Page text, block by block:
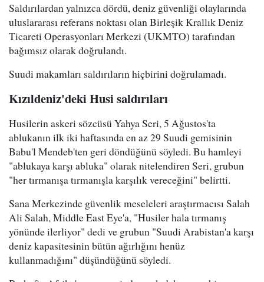
Saldırılardan yalnızca dördü, deniz güvenliği olaylarında
uluslararası referans noktası olan Birleşik Krallık Deniz
Ticareti Operasyonları Merkezi (UKMTO) tarafından
bağımsız olarak doğrulandı.
Suudi makamları saldırıların hiçbirini doğrulamadı.
Kızıldeniz'deki Husi saldırıları
Husilerin askeri sözcüsü Yahya Seri, 5 Ağustos'ta
ablukanın ilk iki haftasında en az 29 Suudi gemisinin
Babu'l Mendeb'ten geri döndüğünü söyledi. Bu hamleyi
"ablukaya karşı abluka" olarak nitelendiren Seri, grubun
"her tırmanışa tırmanışla karşılık vereceğini" belirtti.
Sana Merkezinde güvenlik meseleleri araştırmacısı Salah
Ali Salah, Middle East Eye'a, "Husiler hala tırmanış
yönünde ilerliyor" dedi ve grubun "Suudi Arabistan'a karşı
deniz kapasitesinin bütün ağırlığını henüz
kullanmadığını" düşündüğünü söyledi.